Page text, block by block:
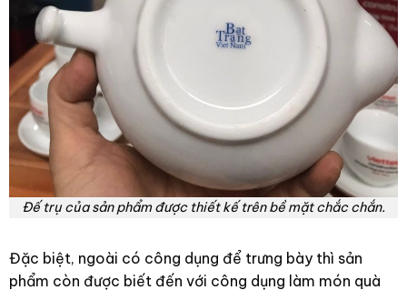
Đế trụ của sản phẩm được thiết kế trên bề mặt chắc chắn.
Đặc biệt, ngoài có công dụng để trưng bày thì sản
phẩm còn được biết đến với công dụng làm món quà